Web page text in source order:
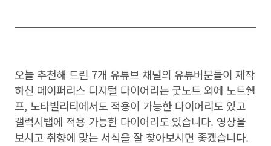
오늘 추천해 드린 7개 유튜브 채널의 유튜버분들이 제작
하신 페이퍼리스 디지털 다이어리는 굿노트 외에 노트쉘
프, 노타빌리티에서도 적용이 가능한 다이어리도 있고
갤럭시탭에 적용 가능한 다이어리도 있습니다. 영상을
보시고 취향에 맞는 서식을 잘 찾아보시면 좋겠습니다.